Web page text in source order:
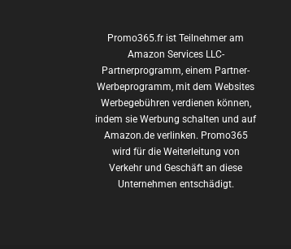
Promo365.fr ist Teilnehmer am
Amazon Services LLC-
Partnerprogramm, einem Partner-
Werbeprogramm, mit dem Websites
Werbegebühren verdienen können,
indem sie Werbung schalten und auf
Amazon.de verlinken. Promo365
wird für die Weiterleitung von
Verkehr und Geschäft an diese
Unternehmen entschädigt.